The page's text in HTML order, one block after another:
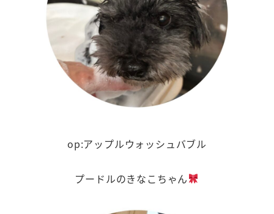
op:アップルウォッシュバブル
プードルのきなこちゃん